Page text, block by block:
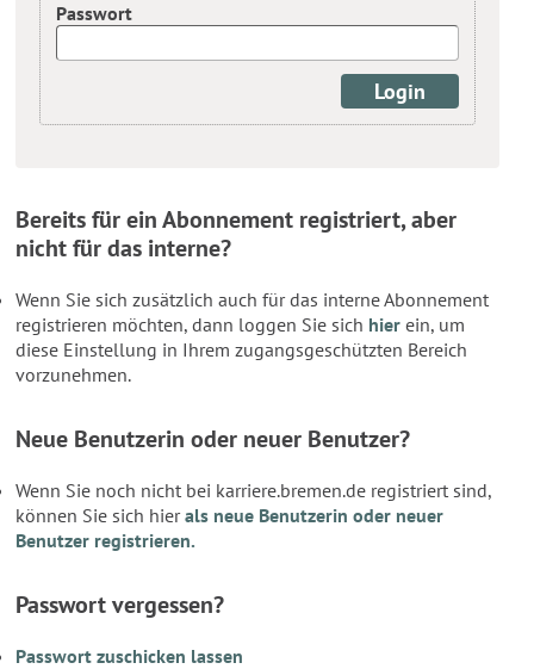
Passwort
Bereits für ein Abonnement registriert, aber
nicht für das interne?
Wenn Sie sich zusätzlich auch für das interne Abonnement
registrieren möchten, dann loggen Sie sich hierein, um
diese Einstellung in Ihrem zugangsgeschützten Bereich
vorzunehmen.
Neue Benutzerin oder neuer Benutzer?
Wenn Sie noch nicht bei karriere.bremen.de registriert sind,
können Sie sich hierals neue Benutzerin oder neuer
Benutzer registrieren.
Passwort vergessen?
Passwort zuschicken lassen